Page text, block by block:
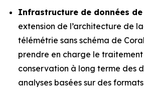
Infrastructure de données
extension de l’architecture de
télémétrie sans schéma de
prendre en charge le
conservation à long terme des
analyses basées sur des